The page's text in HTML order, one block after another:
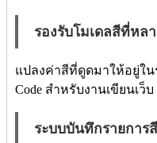
รองรับโมเดลสีที่หล
แปลงค่าสีที่ดูดมาให้อยู่ใน
Code สำหรับงานเขียนเว็บ
ระบบบันทึกรายการสี